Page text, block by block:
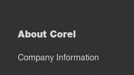
About Corel
Company Information